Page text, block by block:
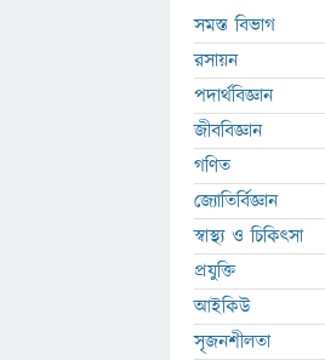
সমস্ত বিভাগ
রসায়ন
পদার্থবিজ্ঞান
জীববিজ্ঞান
গণিত
জ্যোতির্বিজ্ঞান
স্বাস্থ্য ও চিকিৎসা
প্রযুক্তি
আইকিউ
সৃজনশীলতা